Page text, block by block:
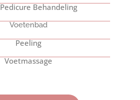
Behandeling
Voetenbad
Peeling
Voetmassage